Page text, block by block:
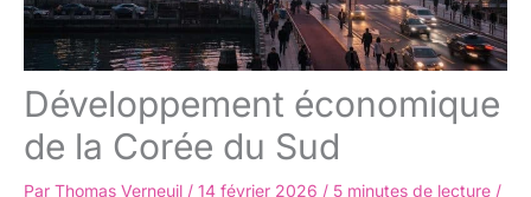
Développement économique
de la Corée du Sud
Par Thomas Verneuil / 14 février 2026 / 5 minutes de lecture /